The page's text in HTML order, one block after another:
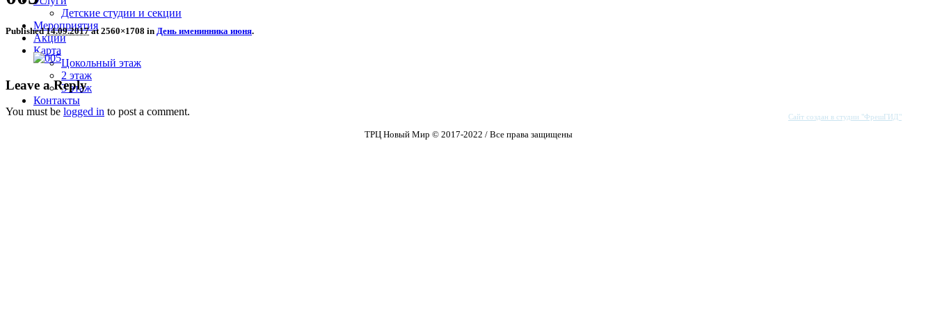
Детские студии и секции
Мероприятия
Акции
Карта
Цокольный этаж
2 этаж
3 этаж
Контакты
Published14.09.2017at 2560×1708 in День именинника июня.
Leave a Reply
You must be logged in to post a comment.
ТРЦ Новый Мир © 2017-2022 / Все права защищены
Сайт создан в студии "ФрешГИД"